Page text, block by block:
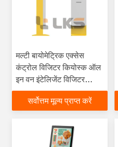
मल्टी बायोमेट्रिक एक्सेस
कंट्रोल विजिटर कियोस्क ऑल
इन वन इंटेलिजेंट विजिटर
मैनेजमेंट टर्मिनल
सर्वोत्तम मूल्य प्राप्त करें